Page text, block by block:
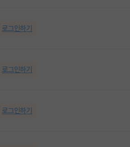
로그인하기
로그인하기
로그인하기